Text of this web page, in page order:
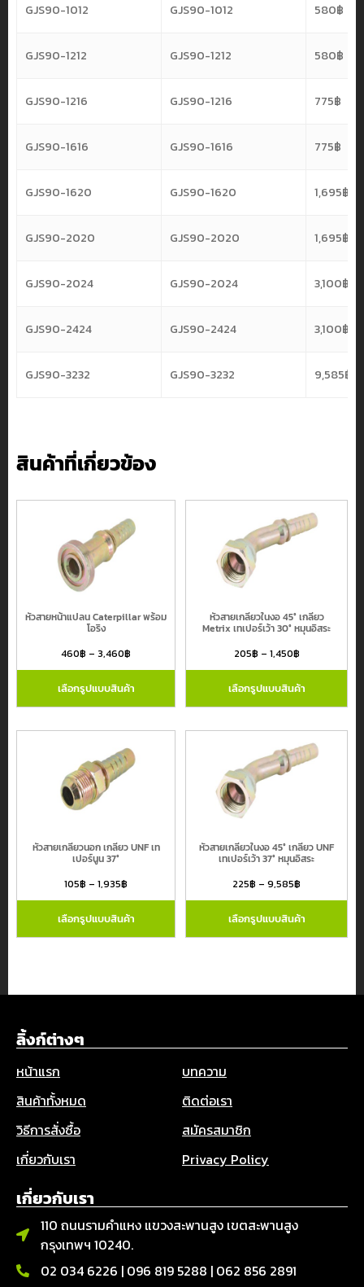
GJS90-1012 GJS90-1012 580฿
GJS90-1212 GJS90-1212 580฿
GJS90-1216 GJS90-1216 775฿
GJS90-1616 GJS90-1616 775฿
GJS90-1620 GJS90-1620 1,695฿
GJS90-2020 GJS90-2020 1,695฿
GJS90-2024 GJS90-2024 3,100฿
GJS90-2424 GJS90-2424 3,100฿
GJS90-3232 GJS90-3232 9,585฿
สินค้าที่เกี่ยวข้อง
หัวสายหน้าแปลน Caterpillar พร้อม
โอริง
460฿ – 3,460฿
เลือกรูปแบบสินค้า
หัวสายเกลียวในงอ 45° เกลียว
Metrix เทเปอร์เว้า 30° หมุนอิสระ
205฿ – 1,450฿
เลือกรูปแบบสินค้า
หัวสายเกลียวนอก เกลียว UNF เท
เปอร์นูน 37°
105฿ – 1,935฿
เลือกรูปแบบสินค้า
หัวสายเกลียวในงอ 45° เกลียว UNF
เทเปอร์เว้า 37° หมุนอิสระ
225฿ – 9,585฿
เลือกรูปแบบสินค้า
ลิ้งก์ต่างๆ
หน้าแรก
บทความ
สินค้าทั้งหมด
ติดต่อเรา
วิธีการสั่งซื้อ
สมัครสมาชิก
เกี่ยวกับเรา
Privacy Policy
เกี่ยวกับเรา
110 ถนนรามคำแหง แขวงสะพานสูง เขตสะพานสูง
กรุงเทพฯ 10240.
02 034 6226 | 096 819 5288 | 062 856 2891